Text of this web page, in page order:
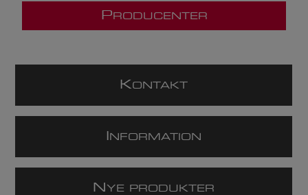
P RODUCENTER
K ONTAKT
NFORMATION
N YE PRODUKTER